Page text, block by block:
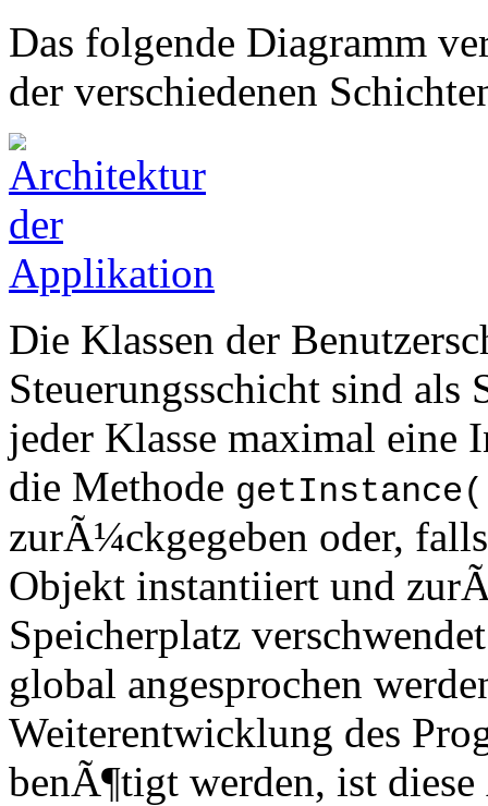
Das folgende Diagramm
der verschiedenen
Die Klassen der
Steuerungsschicht sind
jeder Klasse maximal
die Methode
zurÃ¼ckgegeben oder,
Objekt instantiiert und
Speicherplatz
global angesprochen
Weiterentwicklung des
benÃ¶tigt werden, ist